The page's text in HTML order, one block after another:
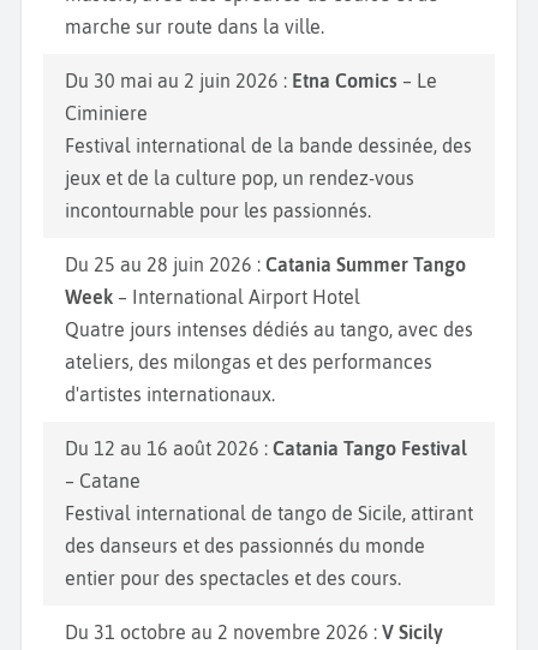
marche sur route dans la ville.
Du 30 mai au 2 juin 2026 : Etna Comics – Le
Ciminiere
Festival international de la bande dessinée, des
jeux et de la culture pop, un rendez-vous
incontournable pour les passionnés.
Du 25 au 28 juin 2026 : Catania Summer Tango
Week – International Airport Hotel
Quatre jours intenses dédiés au tango, avec des
ateliers, des milongas et des performances
d'artistes internationaux.
Du 12 au 16 août 2026 : Catania Tango Festival
– Catane
Festival international de tango de Sicile, attirant
des danseurs et des passionnés du monde
entier pour des spectacles et des cours.
Du 31 octobre au 2 novembre 2026 : V Sicily